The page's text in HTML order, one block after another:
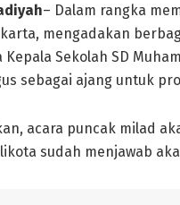
– Dalam rangka
mengadakan
Sekolah SD
sebagai ajang untuk
acara puncak milad
sudah menjawab